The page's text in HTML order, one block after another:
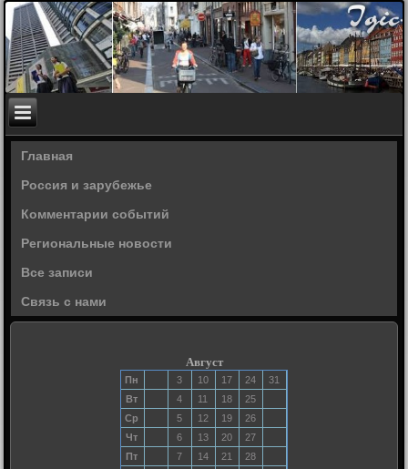
Главная
Россия и зарубежье
Комментарии событий
Региональные новости
Все записи
Связь с нами
Август
Пн 3 10 17 24
31
Вт
4 11 18
25
Ср
5 12 19
26
Чт
6 13 20
27
Пт
7 14 21
28